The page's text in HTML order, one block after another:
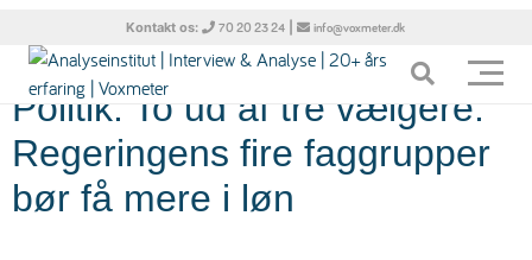
Kontakt os: 70 20 23 24 | info@voxmeter.dk
Tag: Sygeplejersker
Politik: To ud af tre vælgere:
Regeringens fire faggrupper
bør få mere i løn